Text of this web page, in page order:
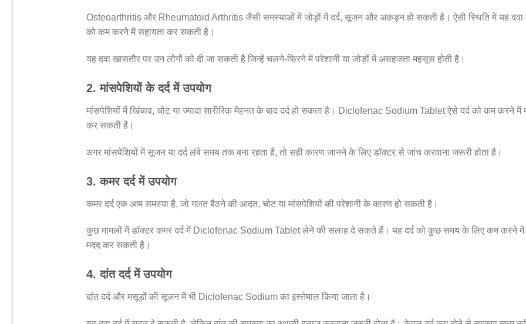
Osteoarthritis और Rheumatoid Arthritis जैसी समस्याओं में जोड़ों में दर्द, सूजन और अकड़न हो सकती है। ऐसी स्थिति में यह दवा
को कम करने में सहायता कर सकती है।
यह दवा खासतौर पर उन लोगों को दी जा सकती है जिन्हें चलने-फिरने में परेशानी या जोड़ों में असहजता महसूस होती है।
2. मांसपेशियों के दर्द में उपयोग
मांसपेशियों में खिंचाव, चोट या ज्यादा शारीरिक मेहनत के बाद दर्द हो सकता है। Diclofenac Sodium Tablet ऐसे दर्द को कम करने में
कर सकती है।
अगर मांसपेशियों में सूजन या दर्द लंबे समय तक बना रहता है, तो सही कारण जानने के लिए डॉक्टर से जांच करवाना जरूरी होता है।
3. कमर दर्द में उपयोग
कमर दर्द एक आम समस्या है, जो गलत बैठने की आदत, चोट या मांसपेशियों की परेशानी के कारण हो सकती है।
कुछ मामलों में डॉक्टर कमर दर्द में Diclofenac Sodium Tablet लेने की सलाह दे सकते हैं। यह दर्द को कुछ समय के लिए कम करने में
मदद कर सकती है।
4. दांत दर्द में उपयोग
दांत दर्द और मसूड़ों की सूजन में भी Diclofenac Sodium का इस्तेमाल किया जाता है।